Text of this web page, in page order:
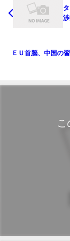
ＥＵ首脳、中国の